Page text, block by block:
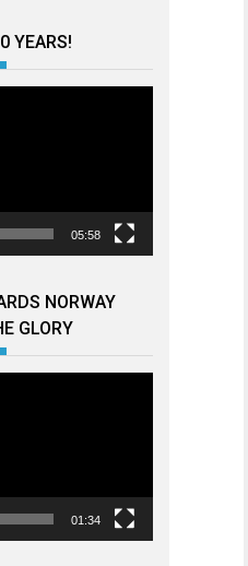
YEARS!
05:58
NORWAY
GLORY
01:34